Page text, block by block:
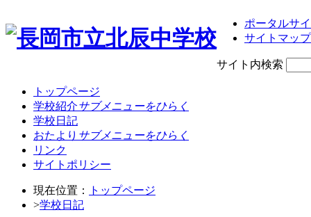
ポータルサ
サイトマップ
サイト内検索
トップページ
学校紹介サブメニューをひらく
学校日記
おたより サブメニューをひらく
リンク
サイトポリシー
現在位置：
トップページ
>学校日記